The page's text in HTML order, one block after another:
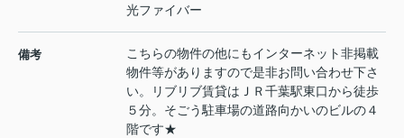
光ファイバー
備考
こちらの物件の他にもインターネット非掲載
物件等がありますので是非お問い合わせ下さ
い。リブリブ賃貸はＪＲ千葉駅東口から徒歩
５分。そごう駐車場の道路向かいのビルの４
階です★